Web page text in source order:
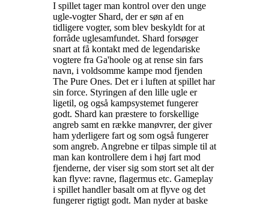
I spillet tager man kontrol over den unge
ugle-vogter Shard, der er søn af en
tidligere vogter, som blev beskyldt for at
forråde uglesamfundet. Shard forsøger
snart at få kontakt med de legendariske
vogtere fra Ga'hoole og at rense sin fars
navn, i voldsomme kampe mod fjenden
The Pure Ones. Det er i luften at spillet har
sin force. Styringen af den lille ugle er
ligetil, og også kampsystemet fungerer
godt. Shard kan præstere to forskellige
angreb samt en række manøvrer, der giver
ham yderligere fart og som også fungerer
som angreb. Angrebne er tilpas simple til at
man kan kontrollere dem i høj fart mod
fjenderne, der viser sig som stort set alt der
kan flyve: ravne, flagermus etc. Gameplay
i spillet handler basalt om at flyve og det
fungerer rigtigt godt. Man nyder at baske